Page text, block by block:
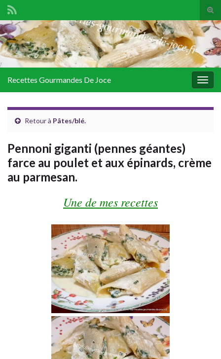
Search for:
Recettes Gourmandes De Joce
Retour à Pâtes/blé.
Pennoni giganti (pennes géantes)
farce au poulet et aux épinards, crème
au parmesan.
Une de mes recettes